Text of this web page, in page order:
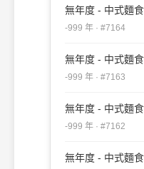
無年度 - 中式麵
-999 年 · #7164
無年度 - 中式麵
-999 年 · #7163
無年度 - 中式麵
-999 年 · #7162
無年度 - 中式麵